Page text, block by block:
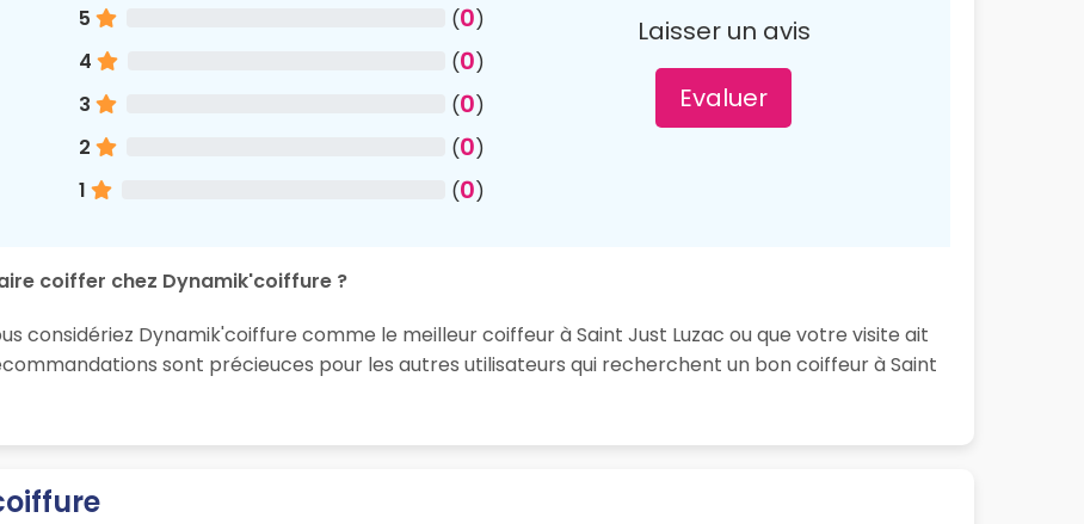
5 (0)
4
(0)
3
(0)
2
(0)
1
(0)
Laisser un avis
Evaluer
coiffer chez Dynamik'coiffure ?
considériez Dynamik'coiffure comme le meilleur coiffeur à Saint Just Luzac ou que votre visite ait
sont précieuces pour les autres utilisateurs qui recherchent un bon coiffeur à Saint